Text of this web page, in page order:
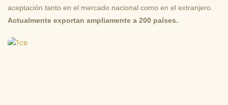
aceptación tanto en el mercado nacional como en el extranjero.
Actualmente exportan ampliamente a 200 países.